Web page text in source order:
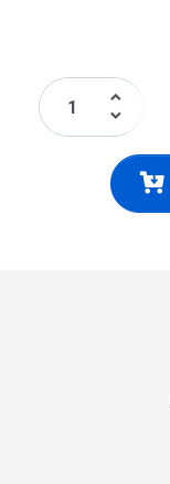
keyboard_arrow_up
keyboard_arrow_down